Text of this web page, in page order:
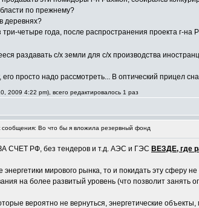
по прежнему?
деревнях?
четыре года, после распространения проекта г-
раздавать с/х земли для с/х производства
его просто надо рассмотреть... В оптический прицел
2009 4:22 pm), всего редактировалось 1 раз
сообщения: Во что бы я вложила резервный фонд
СЧЕТ РФ, без тендеров и т.д. АЭС и ГЭС ВЕЗДЕ, где
мирового рынка, то и покидать эту сферу
на более развитый уровень (что позволит
вероятно не вернуться, энергетические